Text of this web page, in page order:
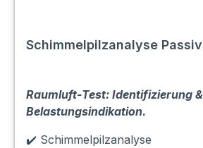
Schimmelpilzanalyse Passiv
Raumluft-Test: Identifizierung &
Belastungsindikation.
✔️ Schimmelpilzanalyse